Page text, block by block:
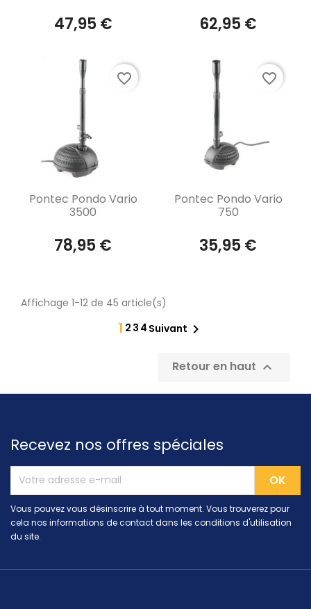
47,95 € 62,95 €
Aperçu rapide
Pontec Pondo Vario
3500
78,95 €
favorite_border
Aperçu rapide
Pontec Pondo Vario
750
35,95 €
favorite_border
Affichage 1-12 de 45 article(s)
1 2 3 4 Suivant 
Retour en haut 
Recevez nos offres spéciales
Vous pouvez vous désinscrire à tout moment. Vous trouverez pour
cela nos informations de contact dans les conditions d'utilisation
du site.